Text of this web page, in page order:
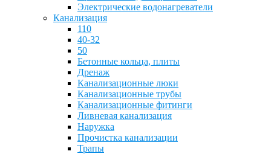
Электрические водонагреватели
Канализация
110
40-32
50
Бетонные кольца, плиты
Дренаж
Канализационные люки
Канализационные трубы
Канализационные фитинги
Ливневая канализация
Наружка
Прочистка канализации
Трапы